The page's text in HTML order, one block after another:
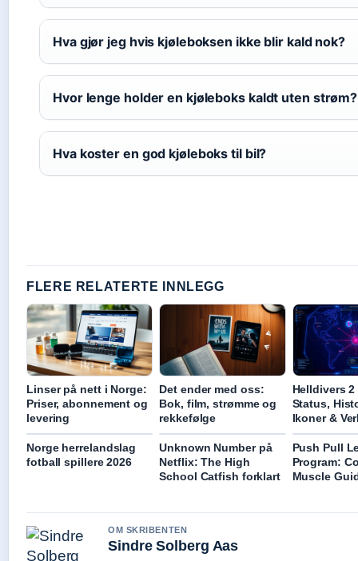
Hva gjør jeg hvis kjøleboksen ikke blir kald nok?
Hvor lenge holder en kjøleboks kaldt uten strøm?
Hva koster en god kjøleboks til bil?
FLERE RELATERTE INNLEGG
Linser på nett i Norge:
Priser, abonnement og
levering
Det ender med oss:
Bok, film, strømme og
rekkefølge
Helldivers
Status,
Ikoner &
Norge herrelandslag
fotball spillere 2026
Unknown Number på
Netflix: The High
School Catfish forklart
Push Pull
Program:
Muscle
OM SKRIBENTEN
Sindre Solberg Aas